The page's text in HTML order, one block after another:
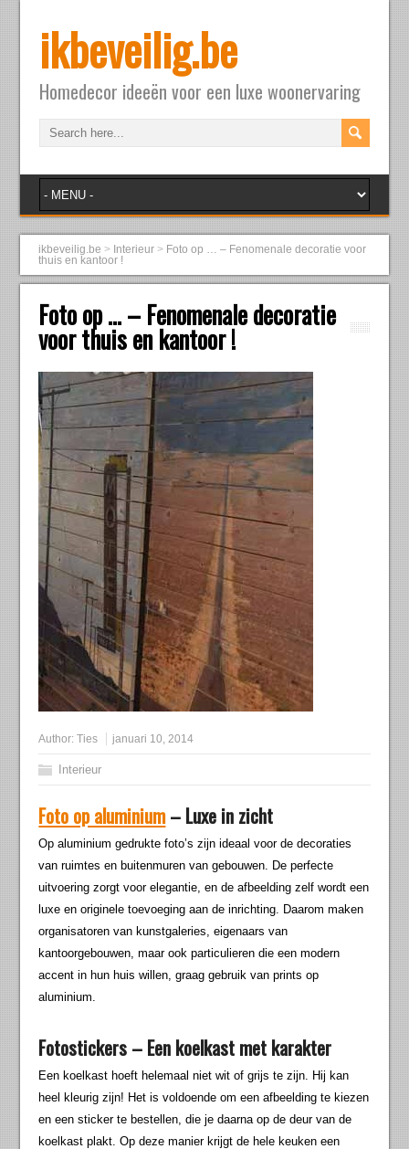
ikbeveilig.be
Homedecor ideeën voor een luxe woonervaring
ikbeveilig.be > Interieur > Foto op … – Fenomenale decoratie voor
thuis en kantoor !
Foto op … – Fenomenale decoratie
voor thuis en kantoor !
Author:Ties januari 10, 2014
Interieur
Foto op aluminium– Luxe in zicht
Op aluminium gedrukte foto’s zijn ideaal voor de decoraties
van ruimtes en buitenmuren van gebouwen. De perfecte
uitvoering zorgt voor elegantie, en de afbeelding zelf wordt een
luxe en originele toevoeging aan de inrichting. Daarom maken
organisatoren van kunstgaleries, eigenaars van
kantoorgebouwen, maar ook particulieren die een modern
accent in hun huis willen, graag gebruik van prints op
aluminium.
Fotostickers – Een koelkast met karakter
Een koelkast hoeft helemaal niet wit of grijs te zijn. Hij kan
heel kleurig zijn! Het is voldoende om een afbeelding te kiezen
en een sticker te bestellen, die je daarna op de deur van de
koelkast plakt. Op deze manier krijgt de hele keuken een